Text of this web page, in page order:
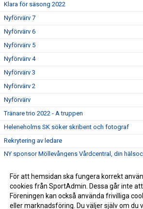
Klara för säsong 2022
Nyförvärv 7
Nyförvärv 6
Nyförvärv 5
Nyförvärv 4
Nyförvärv 3
Nyförvärv 2
Nyförvärv
Tränare trio 2022 - A truppen
Heleneholms SK söker skribent och fotograf
Rekrytering av ledare
NY sponsor Möllevångens Vårdcentral, din
Lunds FF - Heleneholms SK (1-1)1-2
För att hemsidan ska fungera korrekt
cookies från SportAdmin. Dessa går inte
Föreningen kan också använda frivilliga
eller marknadsföring. Du väljer själv om du